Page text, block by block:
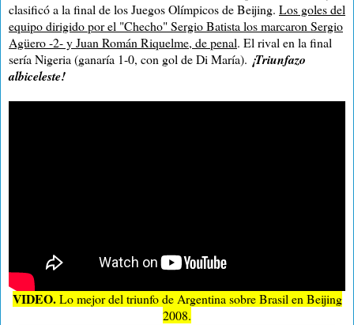
clasificó a la final de los Juegos Olímpicos de Beijing. Los goles del
equipo dirigido por el "Checho" Sergio Batista los marcaron Sergio
Agüero -2- y Juan Román Riquelme, de penal. El rival en la final
sería Nigeria (ganaría 1-0, con gol de Di María). ¡Triunfazo
albiceleste!
VIDEO.Lo mejor del triunfo de Argentina sobre Brasil en Beijing
2008.